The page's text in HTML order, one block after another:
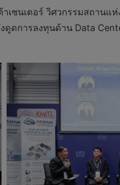
ซนเตอร์ วิศวกรรมสถานแ
ดการลงทุนด้าน Data